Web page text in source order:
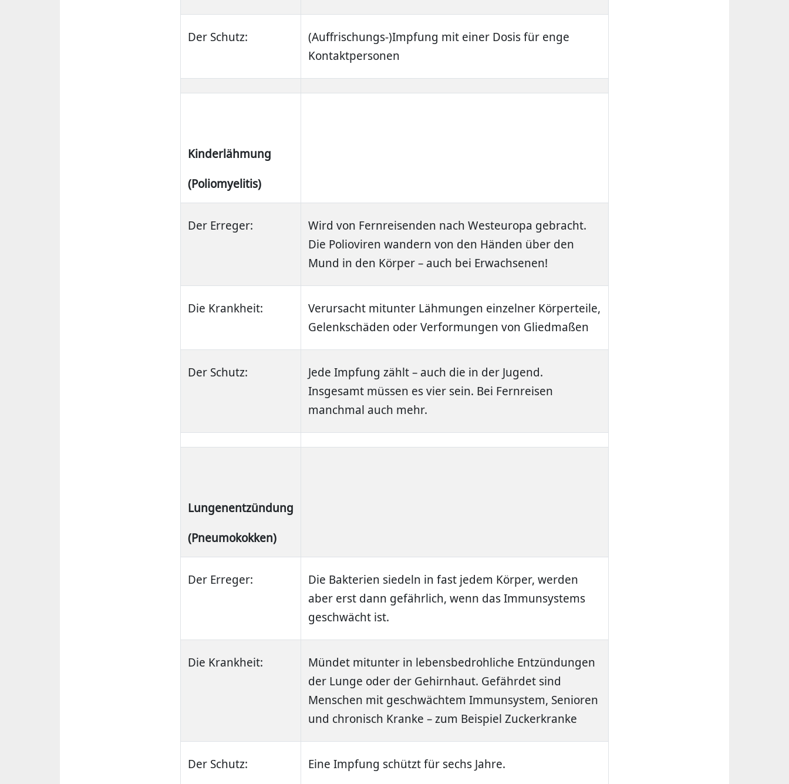
Der Schutz:
(Auffrischungs-)Impfung mit einer Dosis für enge
Kontaktpersonen
Kinderlähmung
(Poliomyelitis)
Der Erreger:
Wird von Fernreisenden nach Westeuropa gebracht.
Die Polioviren wandern von den Händen über den
Mund in den Körper – auch bei Erwachsenen!
Die Krankheit:
Verursacht mitunter Lähmungen einzelner Körperteile,
Gelenkschäden oder Verformungen von Gliedmaßen
Der Schutz:
Jede Impfung zählt – auch die in der Jugend.
Insgesamt müssen es vier sein. Bei Fernreisen
manchmal auch mehr.
Lungenentzündung
(Pneumokokken)
Der Erreger:
Die Bakterien siedeln in fast jedem Körper, werden
aber erst dann gefährlich, wenn das Immunsystems
geschwächt ist.
Die Krankheit:
Mündet mitunter in lebensbedrohliche Entzündungen
der Lunge oder der Gehirnhaut. Gefährdet sind
Menschen mit geschwächtem Immunsystem, Senioren
und chronisch Kranke – zum Beispiel Zuckerkranke
Der Schutz: Eine Impfung schützt für sechs Jahre.